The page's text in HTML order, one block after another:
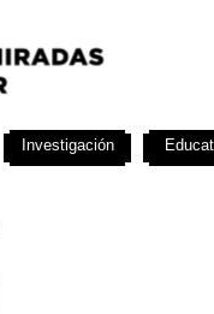
Investigación